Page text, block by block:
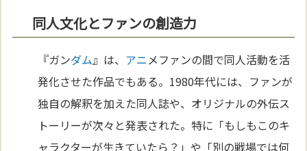
同人文化とファンの創造力
『ガンダム』は、 アニメファンの間で同人活動を活
発化させた作品でもある。1980年代には、ファンが
独自の解釈を加えた同人誌や、オリジナルの外伝ス
トーリーが次々と発表された。特に「もしもこのキ
ャラクターが生きていたら？」や「別の戦場では何